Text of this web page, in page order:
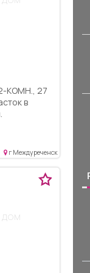
в
вся
Озон,
г Междуреченск